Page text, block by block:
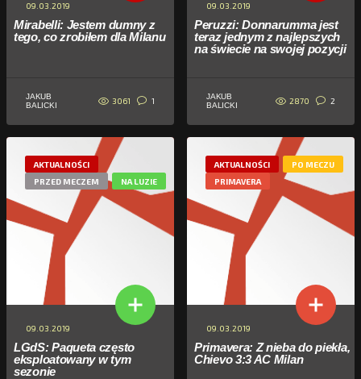
09.03.2019
Mirabelli: Jestem dumny z
tego, co zrobiłem dla Milanu
JAKUB
BALICKI
3061 1
09.03.2019
Peruzzi: Donnarumma jest
teraz jednym z najlepszych
na świecie na swojej pozycji
JAKUB
BALICKI
2870 2
AKTUALNOŚCI
PRZED MECZEM
NA LUZIE
09.03.2019
LGdS: Paqueta często
eksploatowany w tym
sezonie
AKTUALNOŚCI
PO MECZU
PRIMAVERA
09.03.2019
Primavera: Z nieba do piekła,
Chievo 3:3 AC Milan